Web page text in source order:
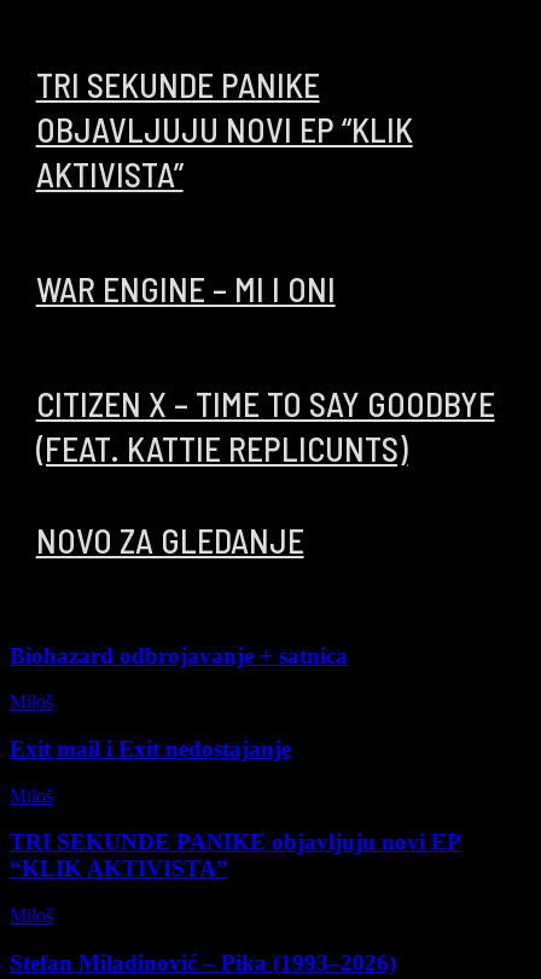
TRI SEKUNDE PANIKE
OBJAVLJUJU NOVI EP “KLIK
AKTIVISTA”
WAR ENGINE – MI I ONI
CITIZEN X – TIME TO SAY GOODBYE
(FEAT. KATTIE REPLICUNTS)
NOVO ZA GLEDANJE
Biohazard odbrojavanje + satnica
Miloš
Exit mail i Exit nedostajanje
Miloš
TRI SEKUNDE PANIKE objavljuju novi EP
“KLIK AKTIVISTA”
Miloš
Stefan Miladinović – Pika (1993–2026)